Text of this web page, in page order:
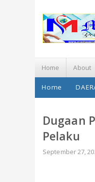
Home About
Home
Dugaan
Pelaku
September 27,